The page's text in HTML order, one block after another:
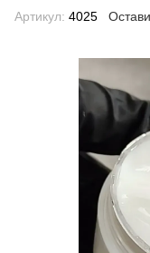
Артикул: 4025